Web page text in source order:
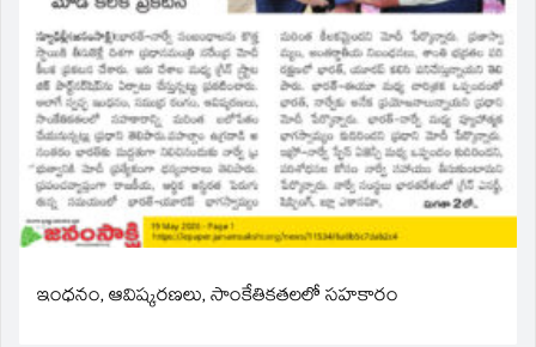
ఇంధనం, ఆవిష్కరణలు, సాంకేతికతలలో సహకారం